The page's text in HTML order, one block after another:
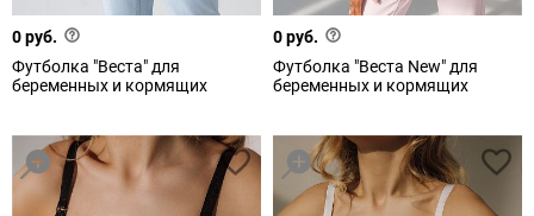
0 руб.
Футболка "Веста" для
беременных и кормящих
0 руб.
Футболка "Веста New" для
беременных и кормящих